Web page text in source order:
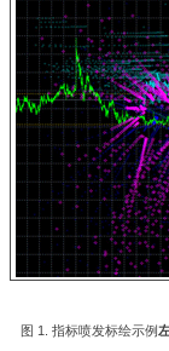
图 1. 指标喷发标绘示例